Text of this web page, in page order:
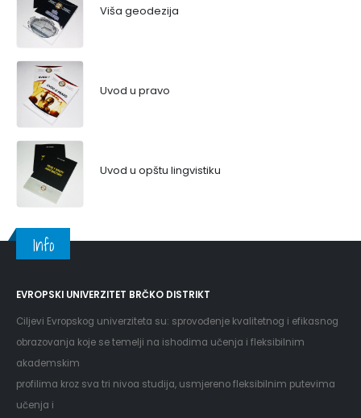
Viša geodezija
Uvod u pravo
Uvod u opštu lingvistiku
Info
EVROPSKI UNIVERZITET BRČKO DISTRIKT
Ciljevi Evropskog univerziteta su: sprovođenje kvalitetnog i efikasnog
obrazovanja koje se temelji na ishodima učenja i fleksibilnim
akademskim
profilima kroz sva tri nivoa studija, usmjereno fleksibilnim putevima
učenja i